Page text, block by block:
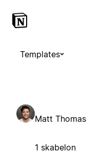
Templates
Matt Thomas
1 skabelon